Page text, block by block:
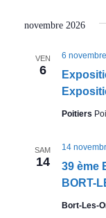
novembre 2026
VEN
6
6 novembre
Poitiers
SAM
14
39 ème
BORT-
14
Bort-Les-